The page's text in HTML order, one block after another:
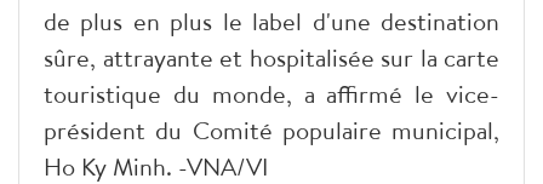
de plus en plus le label d'une destination
sûre, attrayante et hospitalisée sur la carte
touristique du monde, a affirmé le vice-
président du Comité populaire municipal,
Ho Ky Minh. -VNA/VI